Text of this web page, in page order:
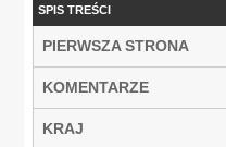
SPIS TREŚCI
PIERWSZA STRONA
KOMENTARZE
KRAJ